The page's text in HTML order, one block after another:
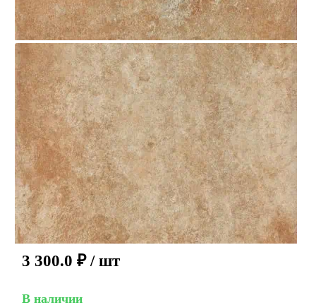
3 300.0 ₽ / шт
В наличии